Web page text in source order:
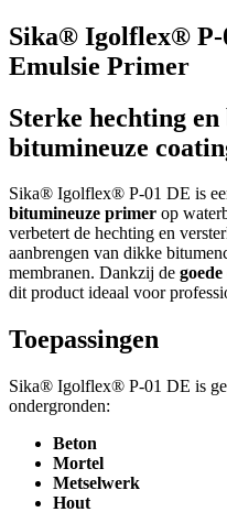
Sika® Igolflex® P-
Emulsie Primer
Sterke hechting
bitumineuze
Sika® Igolflex® P-01 DE is
bitumineuze primer op
verbetert de hechting en
aanbrengen van dikke
membranen. Dankzij de
dit product ideaal voor
Toepassingen
Sika® Igolflex® P-01 DE is
ondergronden:
Beton
Mortel
Metselwerk
Hout